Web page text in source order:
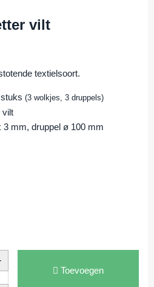
vilt
textielsoort.
(3 wolkjes, 3 druppels)
vilt
mm, druppel ø 100 mm
Toevoegen